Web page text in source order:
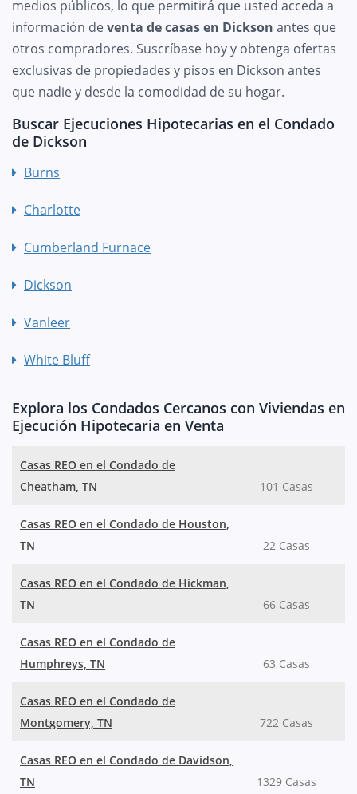
medios públicos, lo que permitirá que usted acceda a
información deventa de casas en Dickson antes que
otros compradores. Suscríbase hoy y obtenga ofertas
exclusivas de propiedades y pisos en Dickson antes
que nadie y desde la comodidad de su hogar.
Buscar Ejecuciones Hipotecarias en el Condado
de Dickson
Burns
Charlotte
Cumberland Furnace
Dickson
Vanleer
White Bluff
Explora los Condados Cercanos con Viviendas en
Ejecución Hipotecaria en Venta
Casas REO en el Condado de
Cheatham, TN
101 Casas
Casas REO en el Condado de Houston,
TN
22 Casas
Casas REO en el Condado de Hickman,
TN
66 Casas
Casas REO en el Condado de
Humphreys, TN
63 Casas
Casas REO en el Condado de
Montgomery, TN
722 Casas
Casas REO en el Condado de Davidson,
TN
1329 Casas